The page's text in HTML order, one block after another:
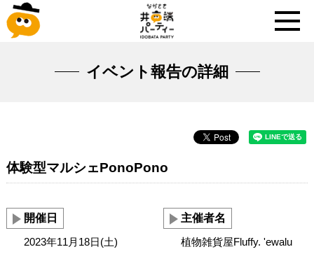
イベント報告の詳細
体験型マルシェPonoPono
開催日
2023年11月18日(土)
主催者名
植物雑貨屋Fluffy. 'ewalu